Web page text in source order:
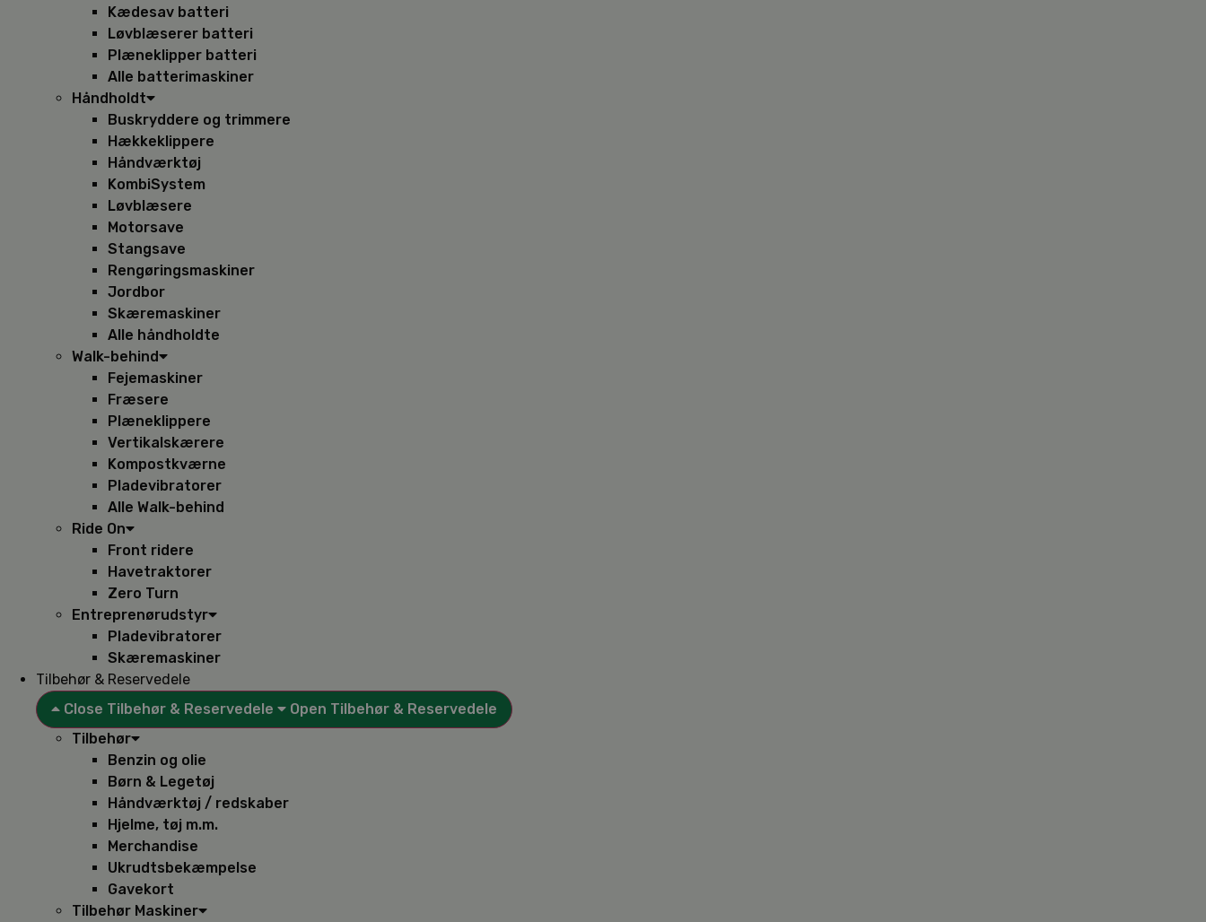
Kædesav batteri
Løvblæserer batteri
Plæneklipper batteri
Alle batterimaskiner
Håndholdt
Buskryddere og trimmere
Hækkeklippere
Håndværktøj
KombiSystem
Løvblæsere
Motorsave
Stangsave
Rengøringsmaskiner
Jordbor
Skæremaskiner
Alle håndholdte
Walk-behind
Fejemaskiner
Fræsere
Plæneklippere
Vertikalskærere
Kompostkværne
Pladevibratorer
Alle Walk-behind
Ride On
Front ridere
Havetraktorer
Zero Turn
Entreprenørudstyr
Pladevibratorer
Skæremaskiner
Tilbehør & Reservedele
Close Tilbehør & Reservedele
Open Tilbehør & Reservedele
Tilbehør
Benzin og olie
Børn & Legetøj
Håndværktøj / redskaber
Hjelme, tøj m.m.
Merchandise
Ukrudtsbekæmpelse
Gavekort
Tilbehør Maskiner